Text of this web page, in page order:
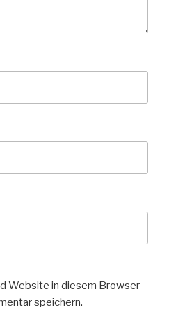
Website in diesem Browser
speichern.